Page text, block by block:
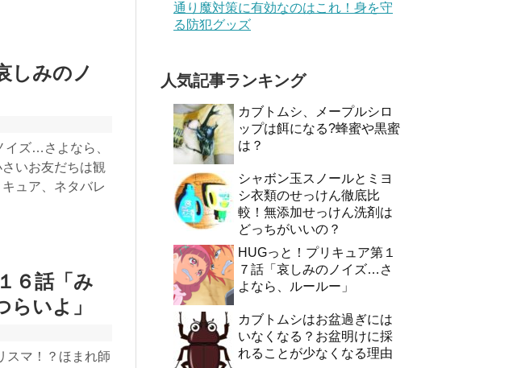
しみのノ
イズ…さよなら、
いお友だちは観
ュア、ネタバレ
６話「み
いよ」
スマ！？ほまれ師
通り魔対策に有効なのはこれ！身を守
る防犯グッズ
人気記事ランキング
カブトムシ、メープルシロ
ップは餌になる?蜂蜜や黒蜜
は？
シャボン玉スノールとミヨ
シ衣類のせっけん徹底比
較！無添加せっけん洗剤は
どっちがいいの？
HUGっと！プリキュア第１
７話「哀しみのノイズ…さ
よなら、ルールー」
カブトムシはお盆過ぎには
いなくなる？お盆明けに採
れることが少なくなる理由